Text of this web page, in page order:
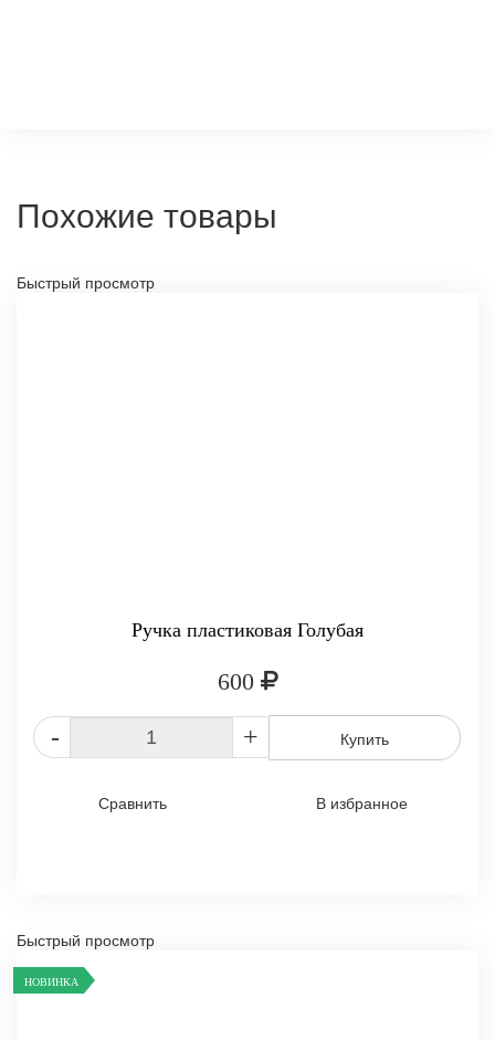
Похожие товары
Быстрый просмотр
Ручка пластиковая Голубая
600
- + Купить
Сравнить В избранное
Быстрый просмотр
НОВИНКА